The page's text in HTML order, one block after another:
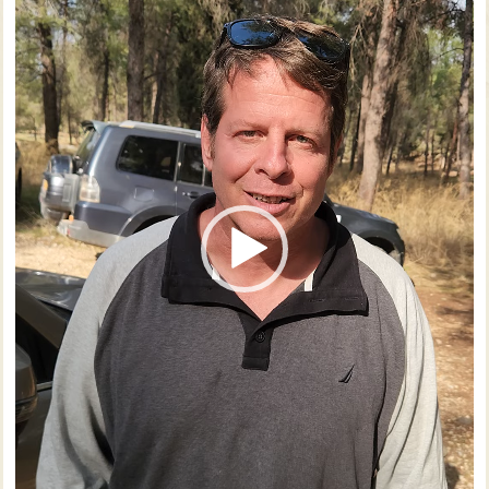
צרו קשר עם שבילים
אודות יואב קווה והאתר שבילים